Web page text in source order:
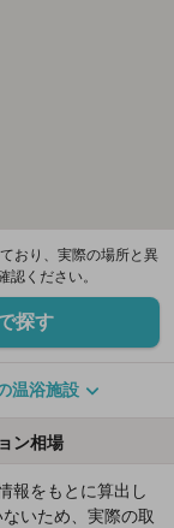
おり、実際の場所と異
ください。
探す
温浴施設
ン相場
報をもとに算出し
いため、実際の取